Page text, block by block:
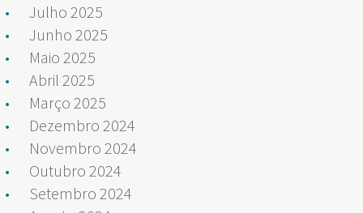
Julho 2025
Junho 2025
Maio 2025
Abril 2025
Março 2025
Dezembro 2024
Novembro 2024
Outubro 2024
Setembro 2024